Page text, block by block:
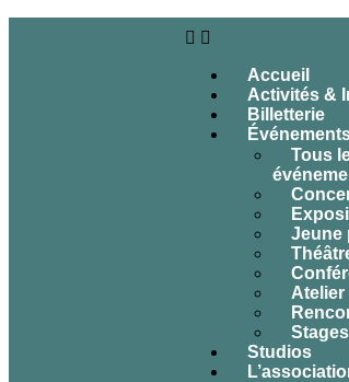
Accueil
Activités &
Billetterie
Tous
Jeune
Stages
Studios